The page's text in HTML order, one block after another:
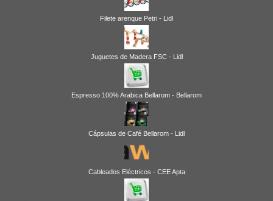
Filete arenque Petri - Lidl
Juguetes de Madera FSC - Lidl
Espresso 100% Arabica Bellarom - Bellarom
Cápsulas de Café Bellarom - Lidl
Cableados Eléctricos - CEE Apta